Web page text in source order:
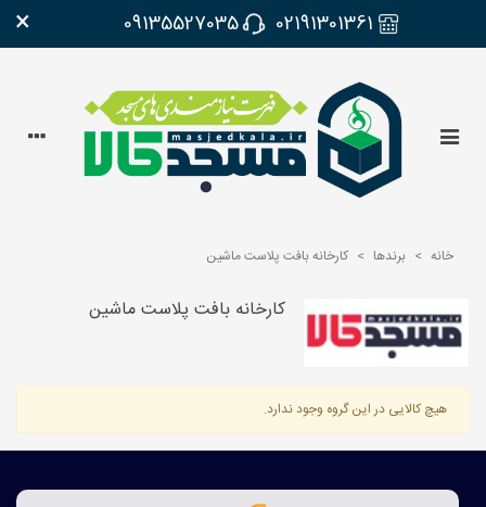
02191301361
09135527035
×
خانه > برندها > کارخانه بافت پلاست ماشین
کارخانه بافت پلاست ماشین
هیچ کالایی در این گروه وجود ندارد.